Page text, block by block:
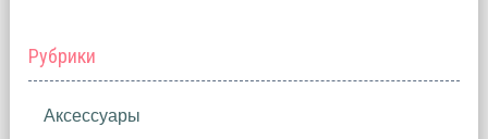
Рубрики
Аксессуары